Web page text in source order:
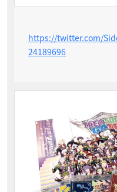
https://twitter.com/
24189696